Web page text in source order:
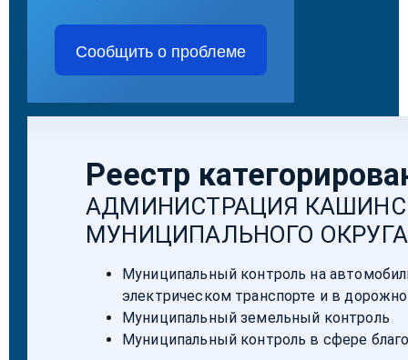
Сообщить о проблеме